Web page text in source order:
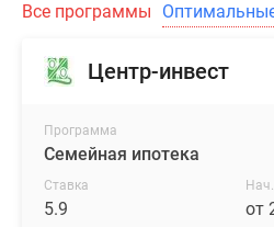
Все программы
Центр-инвест
Программа
Семейная ипотека
Ставка
5.9 от